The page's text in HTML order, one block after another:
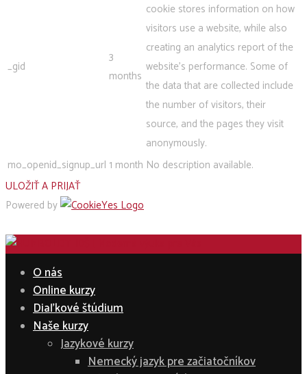
_gid
3
months
cookie stores information on how
visitors use a website, while also
creating an analytics report of the
website's performance. Some of
the data that are collected include
the number of visitors, their
source, and the pages they visit
anonymously.
mo_openid_signup_url 1 month No description available.
ULOŽIŤ A PRIJAŤ
Powered by
O nás
Online kurzy
Diaľkové štúdium
Naše kurzy
Jazykové kurzy
Nemecký jazyk pre začiatočníkov